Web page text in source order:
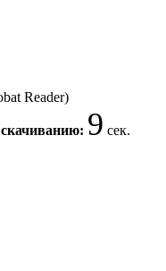
Reader)
9 сек.